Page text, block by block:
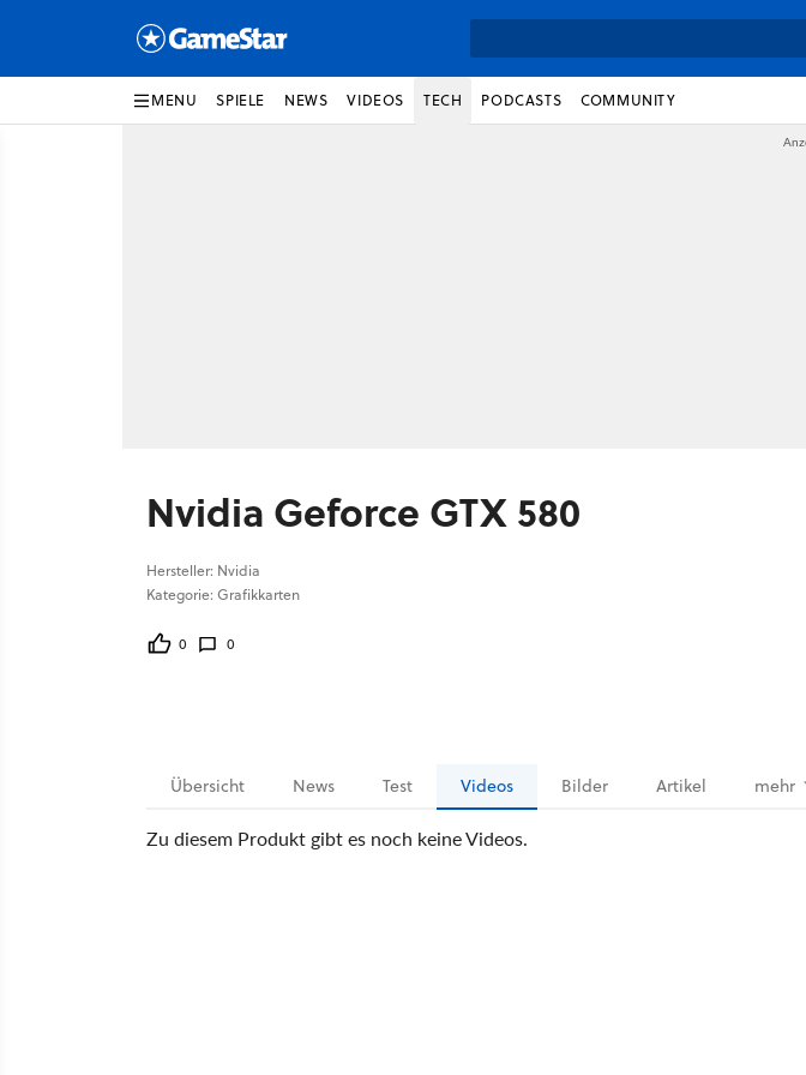
MENU SPIELE NEWS VIDEOS TECH PODCASTS COMMUNITY
Nvidia Geforce GTX 580
Hersteller: Nvidia
Kategorie: Grafikkarten
0 0
Übersicht News Test Videos Bilder Artikel mehr
Zu diesem Produkt gibt es noch keine Videos.